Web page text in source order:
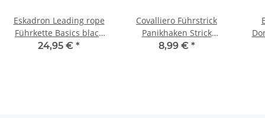
Eskadron Leading rope
Führkette Basics black
Führleine
24,95 € *
Covalliero Führstrick
Panikhaken Strick
versch. Farben H/W 23
8,99 € *